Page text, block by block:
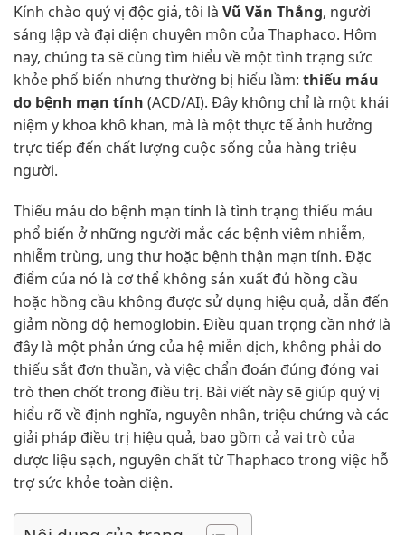
Kính chào quý vị độc giả, tôi là Vũ Văn Thắng, người
sáng lập và đại diện chuyên môn của Thaphaco. Hôm
nay, chúng ta sẽ cùng tìm hiểu về một tình trạng sức
khỏe phổ biến nhưng thường bị hiểu lầm: thiếu máu
do bệnh mạn tính (ACD/AI). Đây không chỉ là một khái
niệm y khoa khô khan, mà là một thực tế ảnh hưởng
trực tiếp đến chất lượng cuộc sống của hàng triệu
người.
Thiếu máu do bệnh mạn tính là tình trạng thiếu máu
phổ biến ở những người mắc các bệnh viêm nhiễm,
nhiễm trùng, ung thư hoặc bệnh thận mạn tính. Đặc
điểm của nó là cơ thể không sản xuất đủ hồng cầu
hoặc hồng cầu không được sử dụng hiệu quả, dẫn đến
giảm nồng độ hemoglobin. Điều quan trọng cần nhớ là
đây là một phản ứng của hệ miễn dịch, không phải do
thiếu sắt đơn thuần, và việc chẩn đoán đúng đóng vai
trò then chốt trong điều trị. Bài viết này sẽ giúp quý vị
hiểu rõ về định nghĩa, nguyên nhân, triệu chứng và các
giải pháp điều trị hiệu quả, bao gồm cả vai trò của
dược liệu sạch, nguyên chất từ Thaphaco trong việc hỗ
trợ sức khỏe toàn diện.